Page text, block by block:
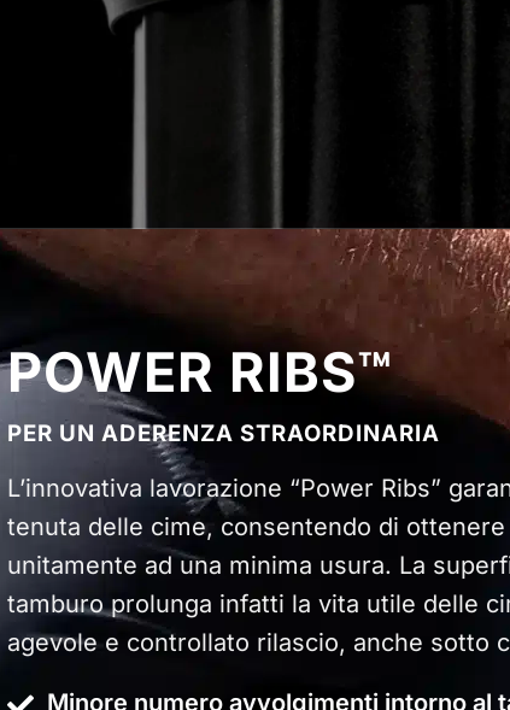
POWER RIBS™
PER UN ADERENZA STRAORDINARIA
L’innovativa lavorazione “Power Ribs”
tenuta delle cime, consentendo di
unitamente ad una minima usura. La
tamburo prolunga infatti la vita utile delle
agevole e controllato rilascio, anche sotto
Minore numero avvolgimenti intorno al